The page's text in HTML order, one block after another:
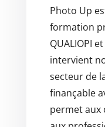
Photo Up
formation
QUALIOPI
intervient
secteur de
finançable
permet aux